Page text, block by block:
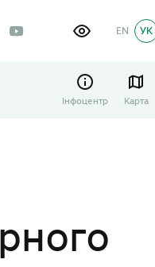
УК
EN
Інфоцентр Карта